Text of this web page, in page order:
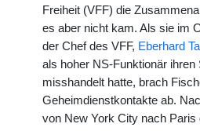
Freiheit (VFF) die
es aber nicht kam. Als sie im
der Chef des VFF, Eberhard
als hoher NS-Funktionär ihren
misshandelt hatte, brach
Geheimdienstkontakte ab.
von New York City nach Paris